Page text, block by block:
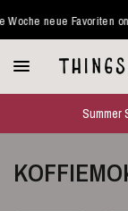
Curated with love
Summer